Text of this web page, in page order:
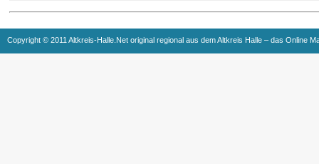
Copyright © 2011 Altkreis-Halle.Net original regional aus dem Altkreis Halle – das Online